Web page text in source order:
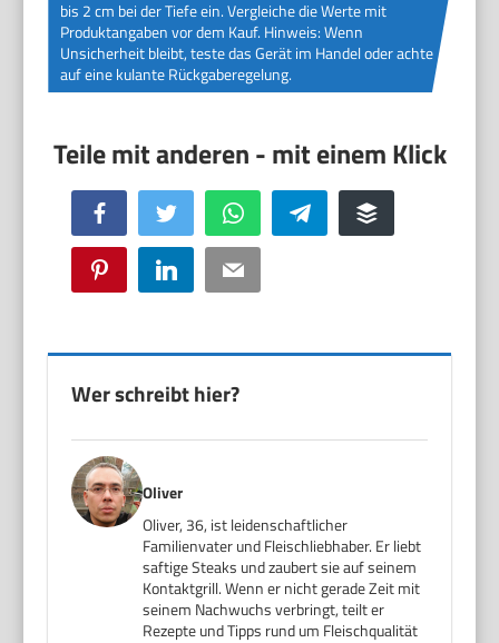
bis 2 cm bei der Tiefe ein. Vergleiche die Werte mit
Produktangaben vor dem Kauf. Hinweis: Wenn
Unsicherheit bleibt, teste das Gerät im Handel oder achte
auf eine kulante Rückgaberegelung.
Facebook Twitter WhatsApp Telegram Buffer
Pinterest LinkedIn Email
Wer schreibt hier?
Oliver
Oliver, 36, ist leidenschaftlicher
Familienvater und Fleischliebhaber. Er liebt
saftige Steaks und zaubert sie auf seinem
Kontaktgrill. Wenn er nicht gerade Zeit mit
seinem Nachwuchs verbringt, teilt er
Rezepte und Tipps rund um Fleischqualität